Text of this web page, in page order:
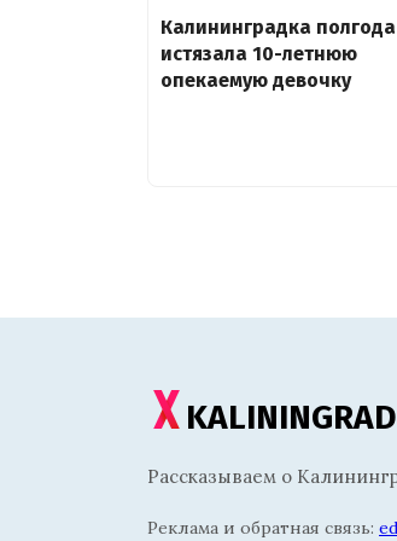
Калининградка полгода
истязала 10-летнюю
опекаемую девочку
Рассказываем о
Реклама и обратная связь: